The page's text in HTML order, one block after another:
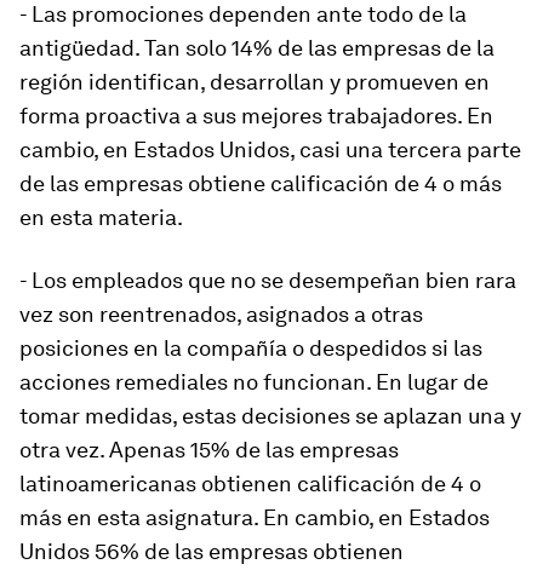
- Las promociones dependen ante todo de la
antigüedad. Tan solo 14% de las empresas de la
región identifican, desarrollan y promueven en
forma proactiva a sus mejores trabajadores. En
cambio, en Estados Unidos, casi una tercera parte
de las empresas obtiene calificación de 4 o más
en esta materia.
- Los empleados que no se desempeñan bien rara
vez son reentrenados, asignados a otras
posiciones en la compañía o despedidos si las
acciones remediales no funcionan. En lugar de
tomar medidas, estas decisiones se aplazan una y
otra vez. Apenas 15% de las empresas
latinoamericanas obtienen calificación de 4 o
más en esta asignatura. En cambio, en Estados
Unidos 56% de las empresas obtienen